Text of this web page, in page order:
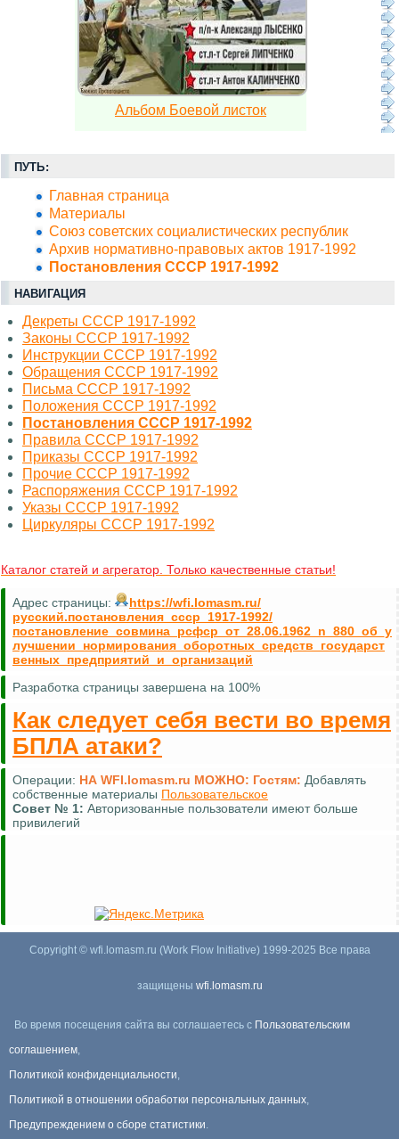
Альбом Боевой листок
ПУТЬ:
Главная страница
Материалы
Союз советских социалистических республик
Архив нормативно-правовых актов 1917-1992
Постановления СССР 1917-1992
НАВИГАЦИЯ
Декреты СССР 1917-1992
Законы СССР 1917-1992
Инструкции СССР 1917-1992
Обращения СССР 1917-1992
Письма СССР 1917-1992
Положения СССР 1917-1992
Постановления СССР 1917-1992
Правила СССР 1917-1992
Приказы СССР 1917-1992
Прочие СССР 1917-1992
Распоряжения СССР 1917-1992
Указы СССР 1917-1992
Циркуляры СССР 1917-1992
Каталог статей и агрегатор. Только качественные статьи!
Адрес страницы:
https://wfi.lomasm.ru/
русский.постановления_ссср_1917-1992/
постановление_совмина_рсфср_от_28.06.1962_n_880_об_у
лучшении_нормирования_оборотных_средств_государст
венных_предприятий_и_организаций
Разработка страницы завершена на 100%
Как следует себя вести во время
БПЛА атаки?
Операции: НА WFI.lomasm.ru МОЖНО: Гостям: Добавлять
собственные материалы Пользовательское
Совет № 1: Авторизованные пользователи имеют больше
привилегий
Copyright © wfi.lomasm.ru (Work Flow Initiative) 1999-2025 Все права
защищены wfi.lomasm.ru
Во время посещения сайта вы соглашаетесь с Пользовательским
соглашением,
Политикой конфиденциальности,
Политикой в отношении обработки персональных данных,
Предупреждением о сборе статистики.